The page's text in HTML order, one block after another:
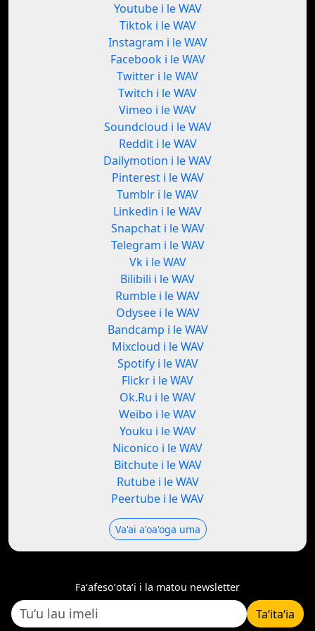
Youtube i le WAV
Tiktok i le WAV
Instagram i le WAV
Facebook i le WAV
Twitter i le WAV
Twitch i le WAV
Vimeo i le WAV
Soundcloud i le WAV
Reddit i le WAV
Dailymotion i le WAV
Pinterest i le WAV
Tumblr i le WAV
Linkedin i le WAV
Snapchat i le WAV
Telegram i le WAV
Vk i le WAV
Bilibili i le WAV
Rumble i le WAV
Odysee i le WAV
Bandcamp i le WAV
Mixcloud i le WAV
Spotify i le WAV
Flickr i le WAV
Ok.Ru i le WAV
Weibo i le WAV
Youku i le WAV
Niconico i le WAV
Bitchute i le WAV
Rutube i le WAV
Peertube i le WAV
Va'ai a'oa'oga uma
Faʻafesoʻotaʻi i la matou newsletter
Taʻitaʻia